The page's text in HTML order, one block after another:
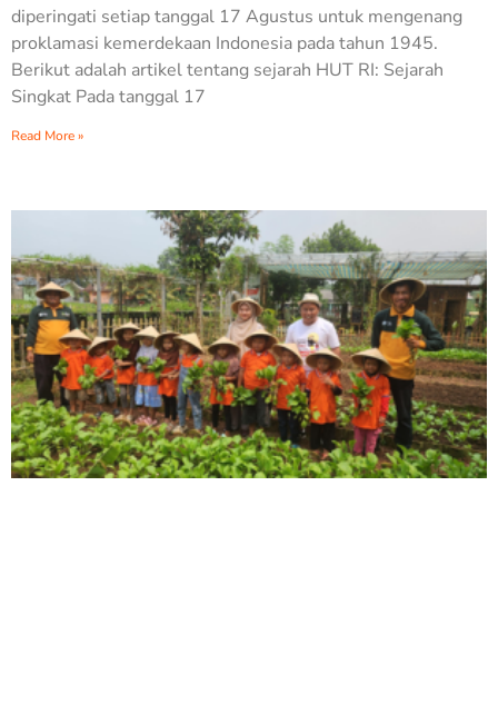
diperingati setiap tanggal 17 Agustus untuk mengenang
proklamasi kemerdekaan Indonesia pada tahun 1945.
Berikut adalah artikel tentang sejarah HUT RI: Sejarah
Singkat Pada tanggal 17
Read More »